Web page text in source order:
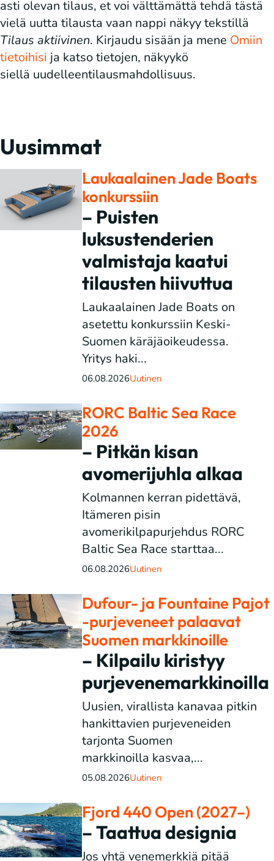
asti olevan tilaus, et voi välttämättä tehdä tästä
vielä uutta tilausta vaan nappi näkyy tekstillä
Tilaus aktiivinen. Kirjaudu sisään ja mene Omiin
tietoihisi ja katso tietojen, näkyykö
siellä uudelleentilausmahdollisuus.
Uusimmat
Laukaalainen Jade Boats
konkurssiin
– Puisten
luksustenderien
valmistaja kaatui
tilausten hiivuttua
Laukaalainen Jade Boats on
asetettu konkurssiin Keski-
Suomen käräjäoikeudessa.
Yritys haki...
06.08.2026Uutinen
RORC Baltic Sea Race
2026
– Pitkän kisan
avomerijuhla alkaa
Kolmannen kerran pidettävä,
Itämeren pisin
avomerikilpapurjehdus RORC
Baltic Sea Race starttaa...
06.08.2026Uutinen
Dufour- ja Fountaine Pajot
-purjeveneet palaavat
Suomen markkinoille
– Kilpailu kiristyy
purjevenemarkkinoilla
Uusien, virallista kanavaa pitkin
hankittavien purjeveneiden
tarjonta Suomen
markkinoilla kasvaa,...
05.08.2026Uutinen
Fjord 440 Open (2027–)
– Taattua designia
Jos yhtä venemerkkiä pitää